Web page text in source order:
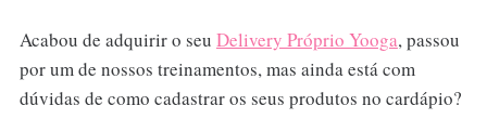
Acabou de adquirir o seu Delivery Próprio Yooga, passou
por um de nossos treinamentos, mas ainda está com
dúvidas de como cadastrar os seus produtos no cardápio?